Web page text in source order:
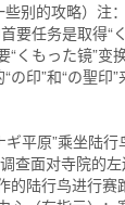
些别的攻略）注
要任务是取得“
“くもった镜”变
の印”和“の聖印
ギ平原”乘坐陆
查面对寺院的
的陆行鸟进行赛